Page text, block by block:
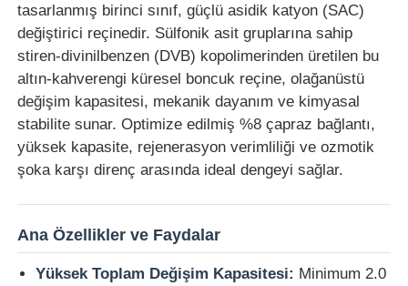
Ürünler
tasarlanmış birinci sınıf, güçlü asidik katyon (SAC)
değiştirici reçinedir. Sülfonik asit gruplarına sahip
stiren-divinilbenzen (DVB) kopolimerinden üretilen bu
altın-kahverengi küresel boncuk reçine, olağanüstü
değişim kapasitesi, mekanik dayanım ve kimyasal
stabilite sunar. Optimize edilmiş %8 çapraz bağlantı,
yüksek kapasite, rejenerasyon verimliliği ve ozmotik
şoka karşı direnç arasında ideal dengeyi sağlar.
Ana Özellikler ve Faydalar
Yüksek Toplam Değişim Kapasitesi: Minimum 2.0